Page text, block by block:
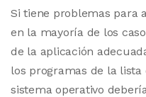
Si tiene problemas para
en la mayoría de los
de la aplicación
los programas de la lista
sistema operativo